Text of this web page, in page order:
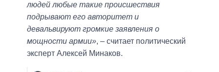
людей любые такие происшествия
подрывают его авторитет и
девальвируют громкие заявления о
мощности армии», – считает политический
эксперт Алексей Минаков.